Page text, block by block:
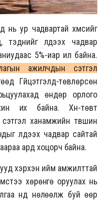
нь ур чадвартай хүмүүсийг
тэднийг үлдээх чадвар
5%-иар илүү байна.
ажилчдын сэтгэл
Гүйцэтгэлд-төвлөрсөн
өндөр орлого
их байна. Хүн-төвт
ханамжийн түвшин
үлдээх чадвар сайтай
ард хоцорч байна.
хэрхэн ийм амжилттай
хөрөнгө оруулах нь
үүнд нөлөөлж буй өөр